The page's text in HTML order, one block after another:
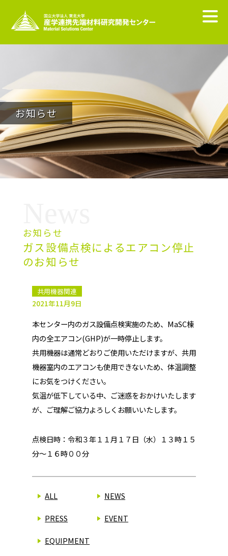
お知らせ
お知らせ
ガス設備点検によるエアコン停止
のお知らせ
共用機器関連
2021年11月9日
本センター内のガス設備点検実施のため、MaSC棟
内の全エアコン(GHP)が一時停止します。
共用機器は通常どおりご使用いただけますが、共用
機器室内のエアコンも使用できないため、体温調整
にお気をつけください。
気温が低下している中、ご迷惑をおかけいたします
が、ご理解ご協力よろしくお願いいたします。
点検日時：令和３年１１月１７日（水）１３時１５
分～１６時００分
ALL NEWS
PRESS EVENT
EQUIPMENT